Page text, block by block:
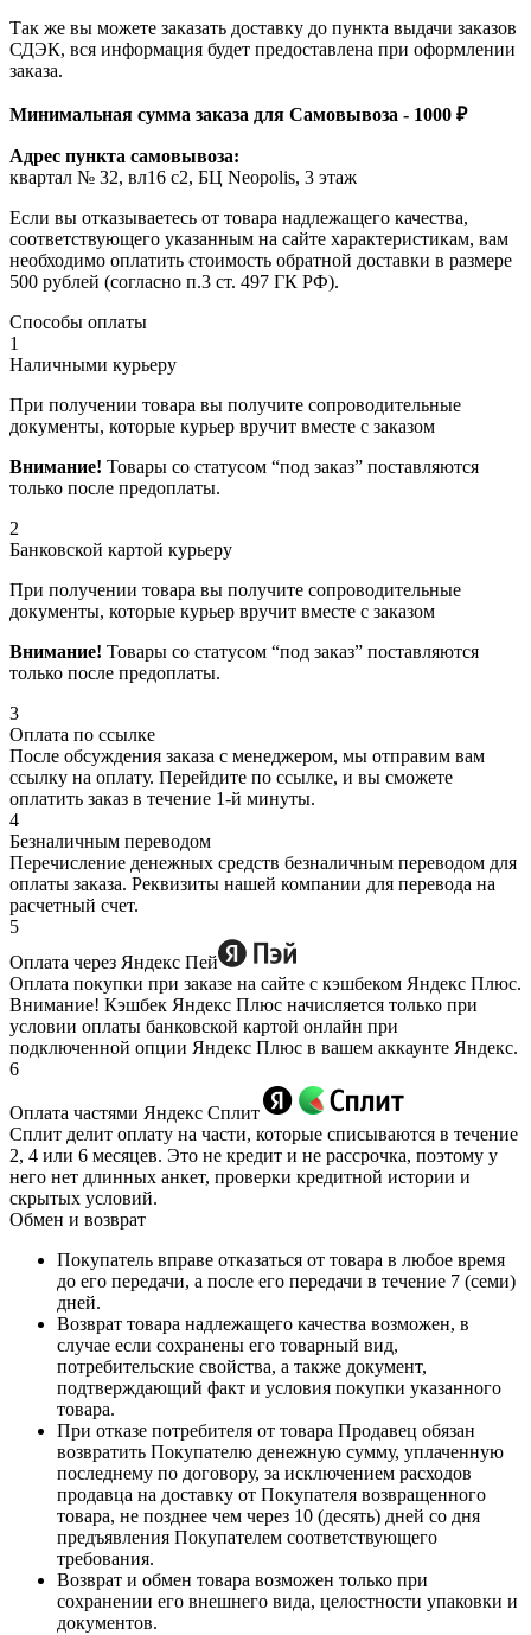
Так же вы можете заказать доставку до пункта выдачи заказов
СДЭК, вся информация будет предоставлена при оформлении
заказа.
Минимальная сумма заказа для Самовывоза - 1000 ₽
Адрес пункта самовывоза:
квартал № 32, вл16 с2, БЦ Neopolis, 3 этаж
Если вы отказываетесь от товара надлежащего качества,
соответствующего указанным на сайте характеристикам, вам
необходимо оплатить стоимость обратной доставки в размере
500 рублей (согласно п.3 ст. 497 ГК РФ).
Способы оплаты
1
Наличными курьеру
При получении товара вы получите сопроводительные
документы, которые курьер вручит вместе с заказом
Внимание! Товары со статусом “под заказ” поставляются
только после предоплаты.
2
Банковской картой курьеру
При получении товара вы получите сопроводительные
документы, которые курьер вручит вместе с заказом
Внимание! Товары со статусом “под заказ” поставляются
только после предоплаты.
3
Оплата по ссылке
После обсуждения заказа с менеджером, мы отправим вам
ссылку на оплату. Перейдите по ссылке, и вы сможете
оплатить заказ в течение 1-й минуты.
4
Безналичным переводом
Перечисление денежных средств безналичным переводом для
оплаты заказа. Реквизиты нашей компании для перевода на
расчетный счет.
5
Оплата через Яндекс Пей
Оплата покупки при заказе на сайте с кэшбеком Яндекс Плюс.
Внимание! Кэшбек Яндекс Плюс начисляется только при
условии оплаты банковской картой онлайн при
подключенной опции Яндекс Плюс в вашем аккаунте Яндекс.
6
Оплата частями Яндекс Сплит
Сплит делит оплату на части, которые списываются в течение
2, 4 или 6 месяцев. Это не кредит и не рассрочка, поэтому у
него нет длинных анкет, проверки кредитной истории и
скрытых условий.
Обмен и возврат
Покупатель вправе отказаться от товара в любое время
до его передачи, а после его передачи в течение 7 (семи)
дней.
Возврат товара надлежащего качества возможен, в
случае если сохранены его товарный вид,
потребительские свойства, а также документ,
подтверждающий факт и условия покупки указанного
товара.
При отказе потребителя от товара Продавец обязан
возвратить Покупателю денежную сумму, уплаченную
последнему по договору, за исключением расходов
продавца на доставку от Покупателя возвращенного
товара, не позднее чем через 10 (десять) дней со дня
предъявления Покупателем соответствующего
требования.
Возврат и обмен товара возможен только при
сохранении его внешнего вида, целостности упаковки и
документов.